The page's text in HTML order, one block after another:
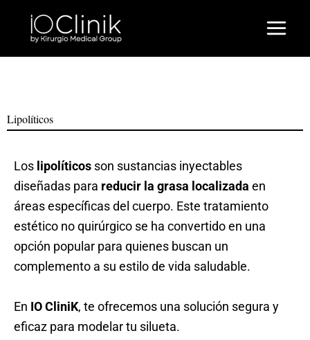
contenido
Lipolíticos
Los lipolíticos son sustancias inyectables
diseñadas para reducir la grasa localizada en
áreas específicas del cuerpo. Este tratamiento
estético no quirúrgico se ha convertido en una
opción popular para quienes buscan un
complemento a su estilo de vida saludable.
En IO CliniK, te ofrecemos una solución segura y
eficaz para modelar tu silueta.